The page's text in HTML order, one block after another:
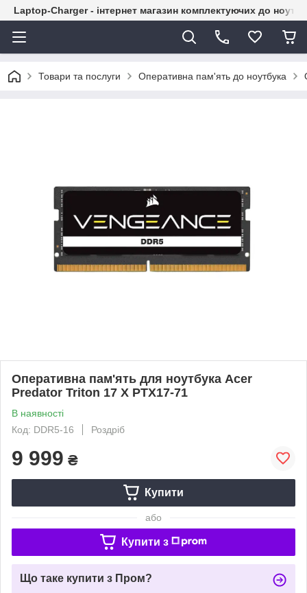
Laptop-Charger - інтернет магазин комплектуючих до
Товари та послуги Оперативна пам'ять до ноутбука
Оперативна пам'ять для ноутбука Acer
Predator Triton 17 X PTX17-71
В наявності
Код: DDR5-16
Роздріб
9 999 ₴
Купити
або
Купити з
Що таке купити з Пром?